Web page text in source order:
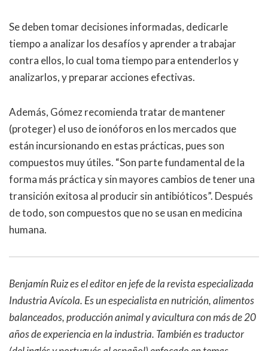
Se deben tomar decisiones informadas, dedicarle
tiempo a analizar los desafíos y aprender a trabajar
contra ellos, lo cual toma tiempo para entenderlos y
analizarlos, y preparar acciones efectivas.
Además, Gómez recomienda tratar de mantener
(proteger) el uso de ionóforos en los mercados que
están incursionando en estas prácticas, pues son
compuestos muy útiles. “Son parte fundamental de la
forma más práctica y sin mayores cambios de tener una
transición exitosa al producir sin antibióticos”. Después
de todo, son compuestos que no se usan en medicina
humana.
Benjamín Ruiz es el editor en jefe de la revista especializada
Industria Avícola. Es un especialista en nutrición, alimentos
balanceados, producción animal y avicultura con más de 20
años de experiencia en la industria. También es traductor